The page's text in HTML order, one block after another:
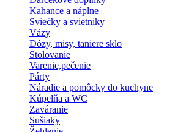
Kahance a náplne
Sviečky a svietniky
Vázy
Dózy, misy, taniere sklo
Stolovanie
Varenie,pečenie
Párty
Náradie a pomôcky do kuchyne
Kúpelňa a WC
Zaváranie
Sušiaky